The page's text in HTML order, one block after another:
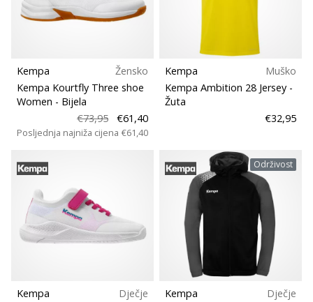
Kempa
Žensko
Kempa Kourtfly Three shoe
Women - Bijela
€73,95
€61,40
Posljednja najniža cijena €61,40
Kempa
Muško
Kempa Ambition 28 Jersey -
Žuta
€32,95
Kempa
Dječje
Održivost
Kempa
Dječje